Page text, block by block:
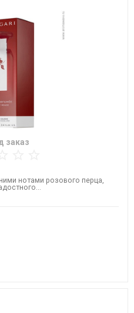
заказ
нотами розового перца,